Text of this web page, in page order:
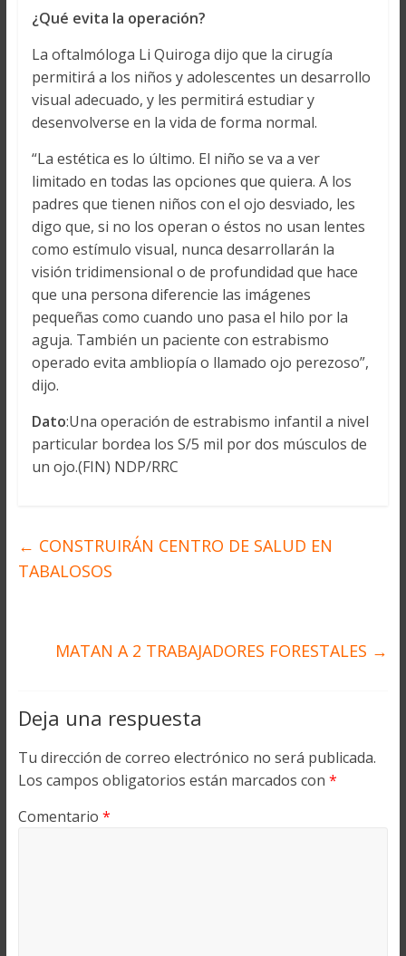
¿Qué evita la operación?
La oftalmóloga Li Quiroga dijo que la cirugía
permitirá a los niños y adolescentes un desarrollo
visual adecuado, y les permitirá estudiar y
desenvolverse en la vida de forma normal.
“La estética es lo último. El niño se va a ver
limitado en todas las opciones que quiera. A los
padres que tienen niños con el ojo desviado, les
digo que, si no los operan o éstos no usan lentes
como estímulo visual, nunca desarrollarán la
visión tridimensional o de profundidad que hace
que una persona diferencie las imágenes
pequeñas como cuando uno pasa el hilo por la
aguja. También un paciente con estrabismo
operado evita ambliopía o llamado ojo perezoso”,
dijo.
Dato:Una operación de estrabismo infantil a nivel
particular bordea los S/5 mil por dos músculos de
un ojo.(FIN) NDP/RRC
← CONSTRUIRÁN CENTRO DE SALUD EN
TABALOSOS
MATAN A 2 TRABAJADORES FORESTALES →
Deja una respuesta
Tu dirección de correo electrónico no será publicada.
Los campos obligatorios están marcados con *
Comentario *